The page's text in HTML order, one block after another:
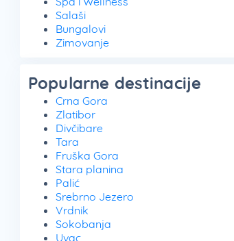
Salaši
Bungalovi
Zimovanje
Popularne destinacije
Crna Gora
Zlatibor
Divčibare
Tara
Fruška Gora
Stara planina
Palić
Srebrno Jezero
Vrdnik
Sokobanja
Uvac